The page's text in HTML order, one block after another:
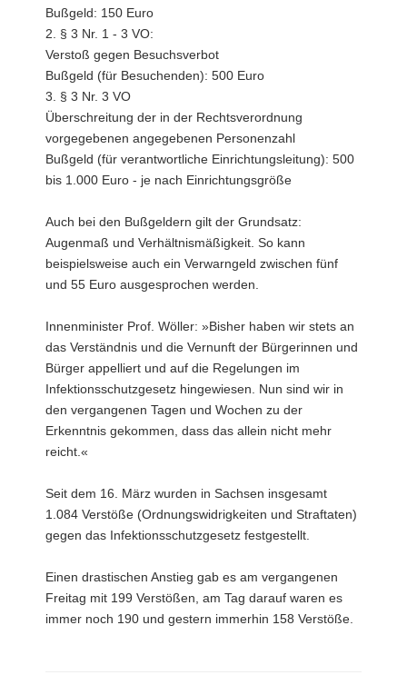
Bußgeld: 150 Euro
2. § 3 Nr. 1 - 3 VO:
Verstoß gegen Besuchsverbot
Bußgeld (für Besuchenden): 500 Euro
3. § 3 Nr. 3 VO
Überschreitung der in der Rechtsverordnung
vorgegebenen angegebenen Personenzahl
Bußgeld (für verantwortliche Einrichtungsleitung): 500
bis 1.000 Euro - je nach Einrichtungsgröße
Auch bei den Bußgeldern gilt der Grundsatz:
Augenmaß und Verhältnismäßigkeit. So kann
beispielsweise auch ein Verwarngeld zwischen fünf
und 55 Euro ausgesprochen werden.
Innenminister Prof. Wöller: »Bisher haben wir stets an
das Verständnis und die Vernunft der Bürgerinnen und
Bürger appelliert und auf die Regelungen im
Infektionsschutzgesetz hingewiesen. Nun sind wir in
den vergangenen Tagen und Wochen zu der
Erkenntnis gekommen, dass das allein nicht mehr
reicht.«
Seit dem 16. März wurden in Sachsen insgesamt
1.084 Verstöße (Ordnungswidrigkeiten und Straftaten)
gegen das Infektionsschutzgesetz festgestellt.
Einen drastischen Anstieg gab es am vergangenen
Freitag mit 199 Verstößen, am Tag darauf waren es
immer noch 190 und gestern immerhin 158 Verstöße.